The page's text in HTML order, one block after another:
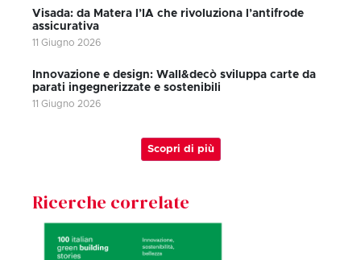
Visada: da Matera l’IA che rivoluziona l’antifrode
assicurativa
11 Giugno 2026
Innovazione e design: Wall&decò sviluppa carte da
parati ingegnerizzate e sostenibili
11 Giugno 2026
Scopri di più
Ricerche correlate